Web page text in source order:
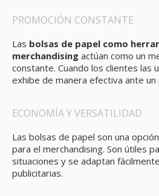
PROMOCIÓN CONSTANTE
Las bolsas de papel como
merchandising actúan como un
constante. Cuando los clientes las
exhibe de manera efectiva ante un
ECONOMÍA Y VERSATILIDAD
Las bolsas de papel son una
para el merchandising. Son útiles
situaciones y se adaptan
publicitarias.